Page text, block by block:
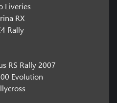
Liveries
RX
Rally
RS Rally 2007
Evolution